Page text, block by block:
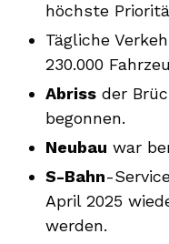
höchste
Tägliche
230.000
Abriss der
begonnen.
Neubau war
S-Bahn-
April 2025
werden.